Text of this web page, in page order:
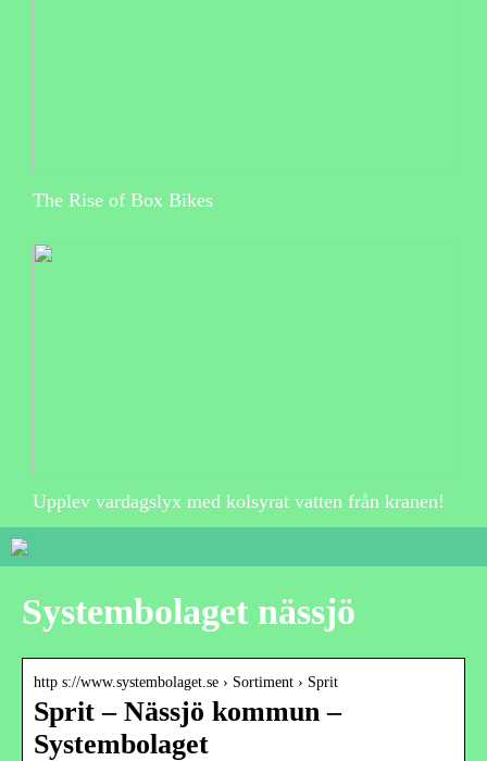
The Rise of Box Bikes
Upplev vardagslyx med kolsyrat vatten från kranen!
Systembolaget nässjö
http s://www.systembolaget.se › Sortiment › Sprit
Sprit – Nässjö kommun –
Systembolaget